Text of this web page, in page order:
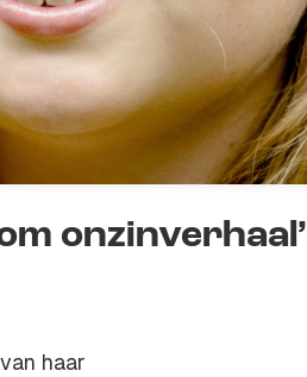
onzinverhaal’
haar